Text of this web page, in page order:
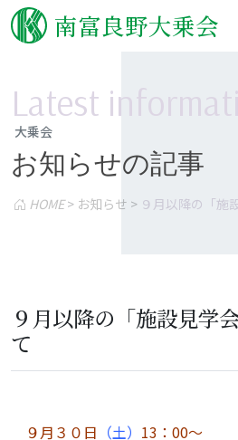
南富良野大乗会
ご挨拶
理念・沿革
関連リンク
からまつ園
Latest informati
大乗会
お知らせの記事
HOME> お知らせ > ９月以降の「施
９月以降の「施設見学
て
９月３０日 （土） 13：00～